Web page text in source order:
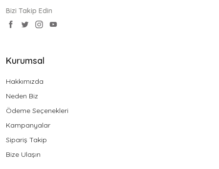
Bizi Takip Edin
Kurumsal
Hakkımızda
Neden Biz
Ödeme Seçenekleri
Kampanyalar
Sipariş Takip
Bize Ulaşın